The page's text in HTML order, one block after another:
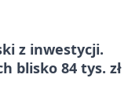
z inwestycji.
blisko 84 tys. zł